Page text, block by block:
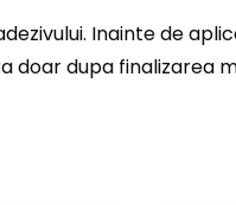
Inainte de
doar dupa finalizarea